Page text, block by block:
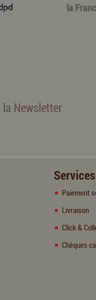
la
la Newsletter
Services
Paiement
Livraison
Click &
Chèques